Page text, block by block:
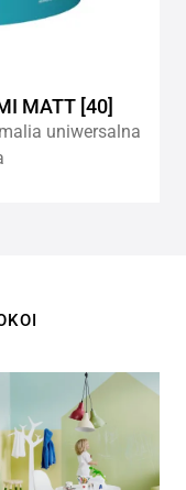
MATT [40]
uniwersalna